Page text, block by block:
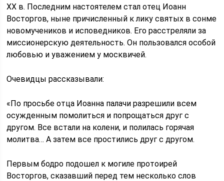
XX в. Последним настоятелем стал отец Иоанн
Восторгов, ныне причисленный к лику святых в сонме
новомучеников и исповедников. Его расстреляли за
миссионерскую деятельность. Он пользовался особой
любовью и уважением у москвичей.
Очевидцы рассказывали:
«По просьбе отца Иоанна палачи разрешили всем
осужденным помолиться и попрощаться друг с
другом. Все встали на колени, и полилась горячая
молитва… А затем все простились друг с другом.
Первым бодро подошел к могиле протоирей
Восторгов, сказавший перед тем несколько слов